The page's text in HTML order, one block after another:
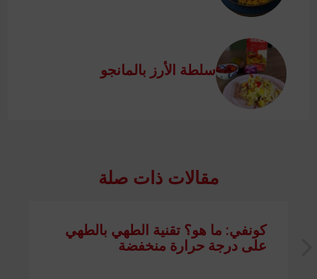
سلطة الأرز بالمانجو
مقالات ذات صلة
كونفي: ما هو؟ تقنية الطهي بالطهي
على درجة حرارة منخفضة